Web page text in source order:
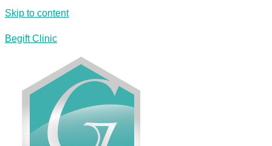
Skip to content
Begift Clinic